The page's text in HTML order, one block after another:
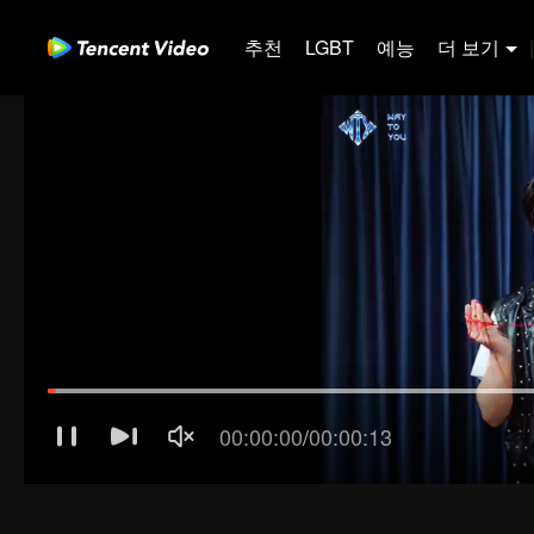
추천 LGBT 예능 더 보기 |